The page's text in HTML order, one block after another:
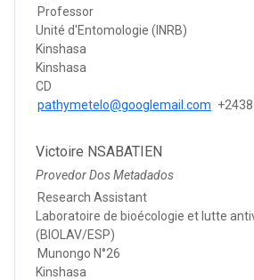
Professor
Unité d'Entomologie (INRB)
Kinshasa
Kinshasa
CD
pathymetelo@googlemail.com
Victoire NSABATIEN
Provedor Dos Metadados
Research Assistant
Laboratoire de bioécologie et lutte
(BIOLAV/ESP)
Munongo N°26
Kinshasa